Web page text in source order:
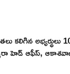
కలిగిన
ద్వారా హెడ్ ఆఫీస్,